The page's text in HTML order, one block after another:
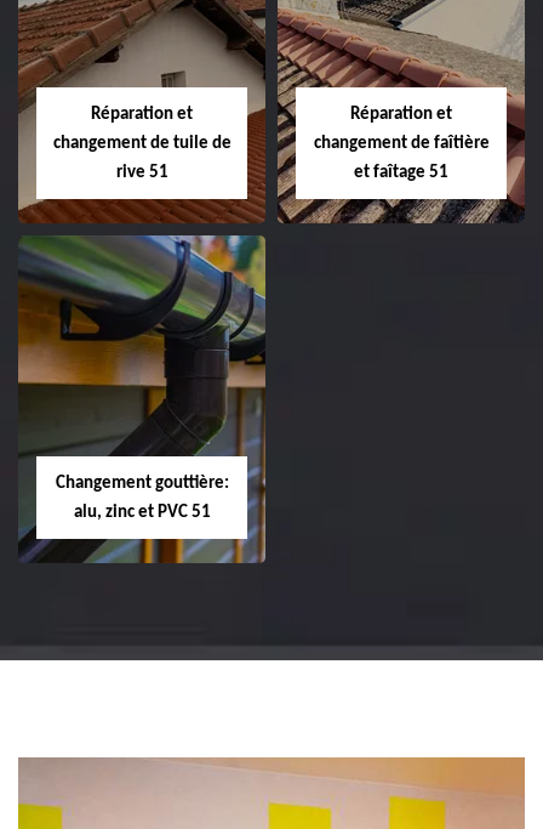
Peinture sur tuile
et toiture 51
Marne
Changement de
toiture 51
Réparation et
changement de tuile de
rive 51
Réparation et
changement de
tuile de rive 51
Réparation et
changement de faîtière
et faîtage 51
Changement gouttière:
alu, zinc et PVC 51
et PVC 51